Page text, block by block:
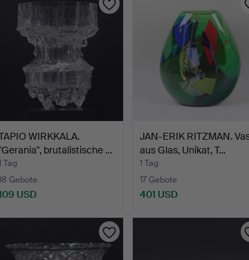
WIRKKALA.
brutalistische …
Tag
Gebote
USD
JAN-ERIK RITZMAN.
aus Glas, Unikat, T…
1 Tag
17 Gebote
401 USD